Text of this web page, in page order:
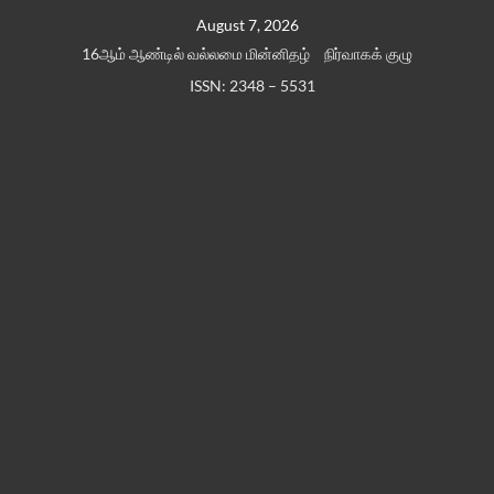
August 7, 2026
16ஆம் ஆண்டில் வல்லமை மின்னிதழ்
நிர்வாகக் குழு
ISSN: 2348 – 5531